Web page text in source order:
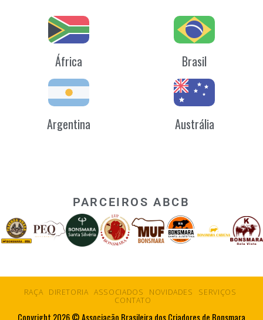
África Brasil
Argentina Austrália
PARCEIROS ABCB
RAÇA DIRETORIA ASSOCIADOS NOVIDADES
SERVIÇOS
CONTATO
Copyright 2026 © Associação Brasileira dos Criadores de Bonsmara